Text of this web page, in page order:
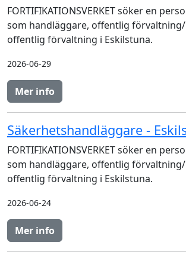
FORTIFIKATIONSVERKET söker en
som handläggare, offentlig
offentlig förvaltning i Eskilstuna.
2026-06-29
Mer info
Säkerhetshandläggare -
FORTIFIKATIONSVERKET söker en
som handläggare, offentlig
offentlig förvaltning i Eskilstuna.
2026-06-24
Mer info